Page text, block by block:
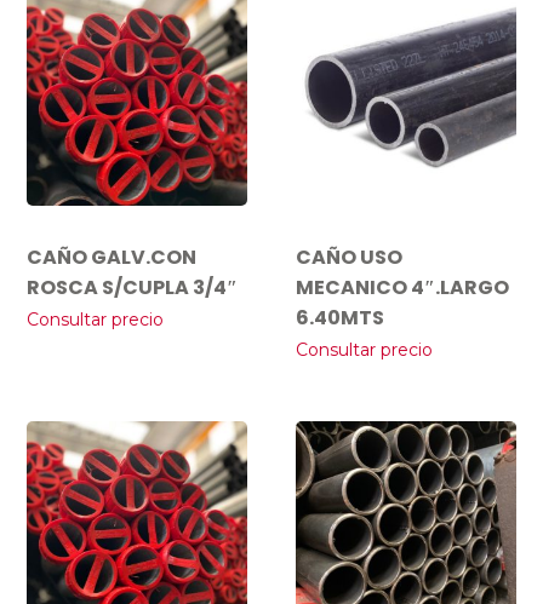
CAÑO GALV.CON
ROSCA S/CUPLA 3/4″
Consultar precio
CAÑO USO
MECANICO 4″.LARGO
6.40MTS
Consultar precio